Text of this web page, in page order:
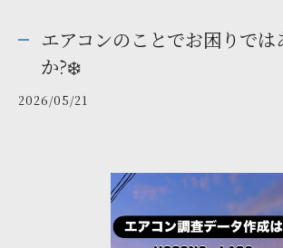
エアコンのことでお困りでは
か?❄️
2026/05/21